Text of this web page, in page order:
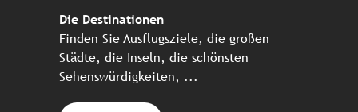
Die Destinationen
Finden Sie Ausflugsziele, die großen
Städte, die Inseln, die schönsten
Sehenswürdigkeiten, ...